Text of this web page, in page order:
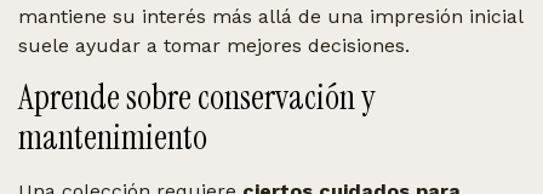
mantiene su interés más allá de una impresión inicial
suele ayudar a tomar mejores decisiones.
Aprende sobre conservación y
mantenimiento